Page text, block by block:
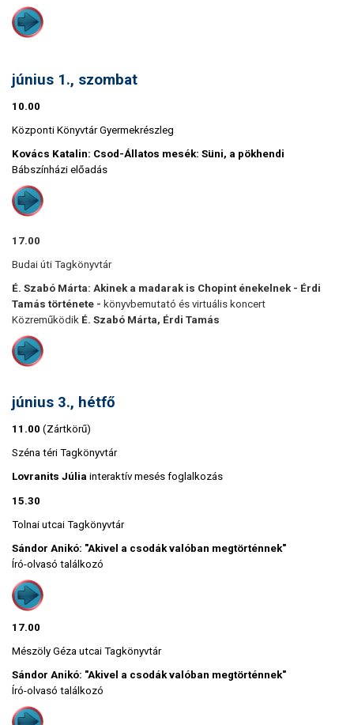
június 1., szombat
10.00
Központi Könyvtár Gyermekrészleg
Kovács Katalin: Csod-Állatos mesék: Süni, a pökhendi
Bábszínházi előadás
17.00
Budai úti Tagkönyvtár
É. Szabó Márta: Akinek a madarak is Chopint énekelnek - Érdi
Tamás története - könyvbemutató és virtuális koncert
Közreműködik É. Szabó Márta, Érdi Tamás
június 3., hétfő
11.00 (Zártkörű)
Széna téri Tagkönyvtár
Lovranits Júlia interaktív mesés foglalkozás
15.30
Tolnai utcai Tagkönyvtár
Sándor Anikó: "Akivel a csodák valóban megtörténnek"
Író-olvasó találkozó
17.00
Mészöly Géza utcai Tagkönyvtár
Sándor Anikó: "Akivel a csodák valóban megtörténnek"
Író-olvasó találkozó